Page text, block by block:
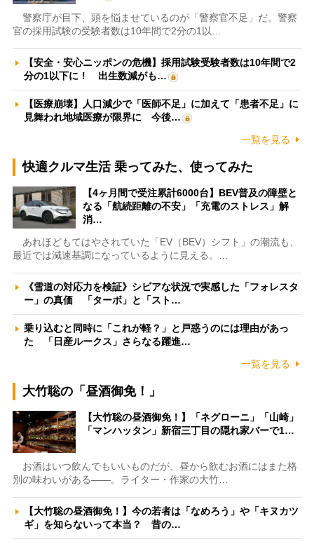
警察庁が目下、頭を悩ませているのが「警察官不足」だ。警察
官の採用試験の受験者数は10年間で2分の1以…
【安全・安心ニッポンの危機】採用試験受験者数は10年間で2
分の1以下に！ 出生数減がも…
【医療崩壊】人口減少で「医師不足」に加えて「患者不足」に
見舞われ地域医療が限界に 今後…
一覧を見る
快適クルマ生活 乗ってみた、使ってみた
【4ヶ月間で受注累計6000台】BEV普及の障壁と
なる「航続距離の不安」「充電のストレス」解
消…
あれほどもてはやされていた「EV（BEV）シフト」の潮流も、
最近では減速基調になっているように見える。…
《雪道の対応力を検証》シビアな状況で実感した「フォレスタ
ー」の真価 「ターボ」と「スト…
乗り込むと同時に「これが軽？」と戸惑うのには理由があっ
た 「日産ルークス」さらなる躍進…
一覧を見る
大竹聡の「昼酒御免！」
【大竹聡の昼酒御免！】「ネグローニ」「山崎」
「マンハッタン」新宿三丁目の隠れ家バーで1…
お酒はいつ飲んでもいいものだが、昼から飲むお酒にはまた格
別の味わいがある――。ライター・作家の大竹…
【大竹聡の昼酒御免！】今の若者は「なめろう」や「キヌカツ
ギ」を知らないって本当？ 昔の…